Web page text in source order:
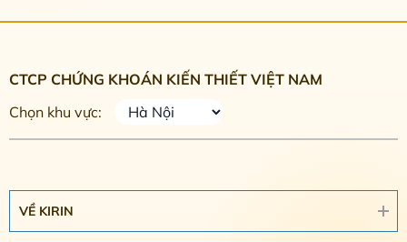
CTCP CHỨNG KHOÁN KIẾN THIẾT VIỆT NAM
Chọn khu vực:
VỀ KIRIN